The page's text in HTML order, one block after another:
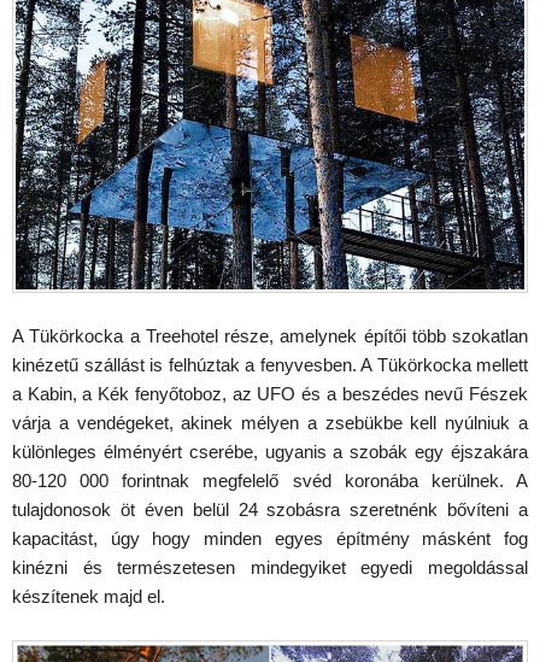
A Tükörkocka a Treehotel része, amelynek építői több szokatlan
kinézetű szállást is felhúztak a fenyvesben. A Tükörkocka mellett
a Kabin, a Kék fenyőtoboz, az UFO és a beszédes nevű Fészek
várja a vendégeket, akinek mélyen a zsebükbe kell nyúlniuk a
különleges élményért cserébe, ugyanis a szobák egy éjszakára
80-120 000 forintnak megfelelő svéd koronába kerülnek. A
tulajdonosok öt éven belül 24 szobásra szeretnénk bővíteni a
kapacitást, úgy hogy minden egyes építmény másként fog
kinézni és természetesen mindegyiket egyedi megoldással
készítenek majd el.